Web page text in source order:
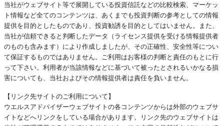
当社がウェブサイト等で展開している投資信託などの比較検索、マーケッ
ト情報など全てのコンテンツは、あくまでも投資判断の参考としての情報
提供を目的としたものであり、投資勧誘を目的としてはいません。また、
当社が信頼できると判断したデータ（ライセンス提供を受ける情報提供者
のものも含みます）により作成しましたが、その正確性、安全性等につい
て保証するものではありません。ご利用はお客様の判断と責任のもとに行
って下さい。利用者が当該情報などに基づいて被ったとされるいかなる損
害についても、当社およびその情報提供者は責任を負いません。
【リンク先サイトのご利用について】
ウエルスアドバイザーウェブサイトの各コンテンツからは外部のウェブサ
イトなどへリンクをしている場合があります。リンク先のウェブサイトは